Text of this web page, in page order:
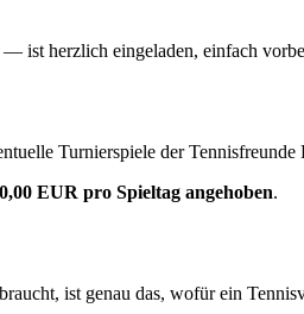
ist herzlich eingeladen, einfach
Turnierspiele der
EUR pro Spieltag angehoben.
ist genau das, wofür ein